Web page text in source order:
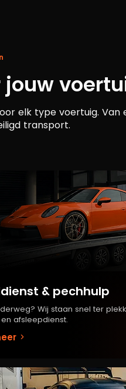
jouw
elk type voertuig. Van
transport.
& pechhulp
Wij staan snel ter
afsleepdienst.